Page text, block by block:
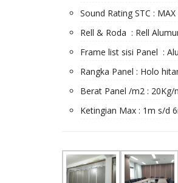
Sound Rating STC : MAX
Rell & Roda : Rell
Frame list sisi Panel :
Rangka Panel : Holo
Berat Panel /m2 : 20Kg/
Ketingian Max : 1m s/d